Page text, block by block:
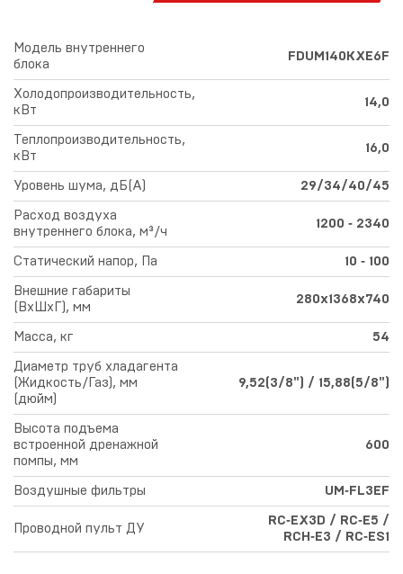
Модель внутреннего
блока
FDUM140KXE6F
Холодопроизводительность,
кВт
14,0
Теплопроизводительность,
кВт
16,0
Уровень шума, дБ(А) 29/34/40/45
Расход воздуха
внутреннего блока, м³/ч
1200 ‑ 2340
Статический напор, Па 10 ‑ 100
Внешние габариты
(ВхШхГ), мм
280х1368х740
Масса, кг 54
Диаметр труб хладагента
(Жидкость/Газ), мм
(дюйм)
9,52(3/8") / 15,88(5/8")
Высота подъема
встроенной дренажной
помпы, мм
600
Воздушные фильтры UM‑FL3EF
Проводной пульт ДУ
RC‑EX3D / RC‑E5 /
RCH‑E3 / RC‑ES1